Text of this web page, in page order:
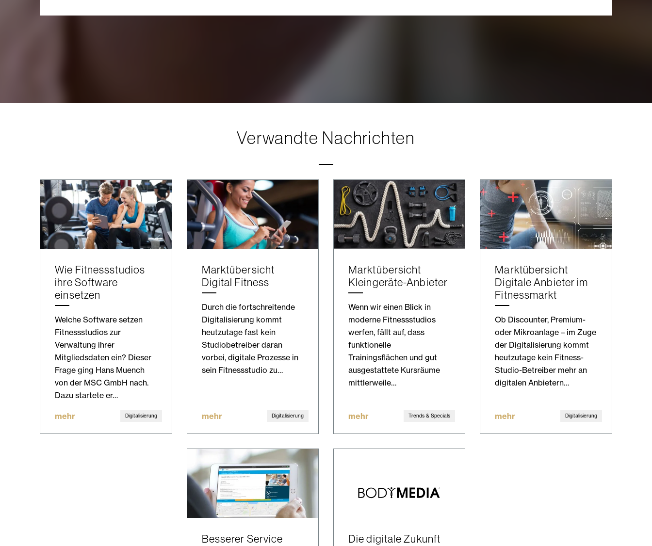
Verwandte Nachrichten
Wie Fitnessstudios
ihre Software
einsetzen
Welche Software setzen
Fitnessstudios zur
Verwaltung ihrer
Mitgliedsdaten ein? Dieser
Frage ging Hans Muench
von der MSC GmbH nach.
Dazu startete er…
mehr Digitalisierung
Marktübersicht
Digital Fitness
Durch die fortschreitende
Digitalisierung kommt
heutzutage fast kein
Studiobetreiber daran
vorbei, digitale Prozesse in
sein Fitnessstudio zu…
mehr Digitalisierung
Marktübersicht
Kleingeräte-Anbieter
Wenn wir einen Blick in
moderne Fitnessstudios
werfen, fällt auf, dass
funktionelle
Trainingsflächen und gut
ausgestattete Kursräume
mittlerweile…
mehr Trends & Specials
Marktübersicht
Digitale Anbieter im
Fitnessmarkt
Ob Discounter, Premium-
oder Mikroanlage – im Zuge
der Digitalisierung kommt
heutzutage kein Fitness-
Studio-Betreiber mehr an
digitalen Anbietern…
mehr Digitalisierung
Besserer Service
Die digitale Zukunft